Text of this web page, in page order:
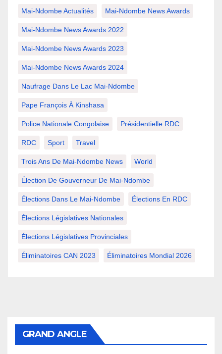
Mai-Ndombe Actualités Mai-Ndombe News Awards
Mai-Ndombe News Awards 2022
Mai-Ndombe News Awards 2023
Mai-Ndombe News Awards 2024
Naufrage Dans Le Lac Mai-Ndombe
Pape François À Kinshasa
Police Nationale Congolaise Présidentielle RDC
RDC Sport Travel
Trois Ans De Mai-Ndombe News World
Élection De Gouverneur De Mai-Ndombe
Élections Dans Le Mai-Ndombe Élections En RDC
Élections Législatives Nationales
Élections Législatives Provinciales
Éliminatoires CAN 2023 Éliminatoires Mondial 2026
GRAND ANGLE